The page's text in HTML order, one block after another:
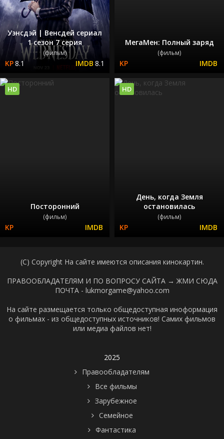
Уэнсдэй | Венсдей сериал
1 сезон 7 серия
(фильм)
8.1 8.1
МегаМен: Полный заряд
(фильм)
Посторонний
(фильм)
HD
День, когда Земля
остановилась
(фильм)
HD
(C) Copyright На сайте имеются описания кинокартин.
ПРАВООБЛАДАТЕЛЯМ И ПО ВОПРОСУ САЙТА → ЖМИ СЮДА
ПОЧТА - lukmorgame@yahoo.com
На сайте размещается только общедоступная иноформация
о фильмах - из общедоступных источников! Самих фильмов
или медиа файлов нет!
2025
Правообладателям
Все фильмы
Зарубежное
Семейное
Фантастика